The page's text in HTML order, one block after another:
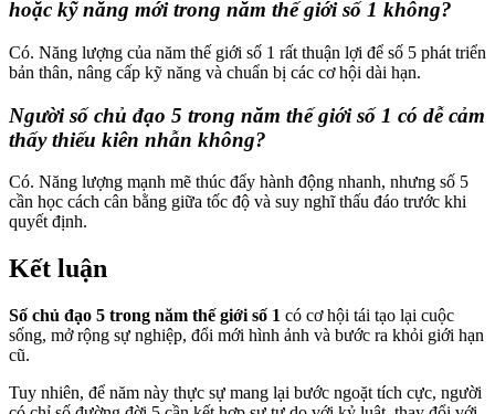
hoặc kỹ năng mới trong năm thế giới số 1 không?
Có. Năng lượng của năm thế giới số 1 rất thuận lợi để số 5 phát triển
bản thân, nâng cấp kỹ năng và chuẩn bị các cơ hội dài hạn.
Người số chủ đạo 5 trong năm thế giới số 1 có dễ cảm
thấy thiếu kiên nhẫn không?
Có. Năng lượng mạnh mẽ thúc đẩy hành động nhanh, nhưng số 5
cần học cách cân bằng giữa tốc độ và suy nghĩ thấu đáo trước khi
quyết định.
Kết luận
Số chủ đạo 5 trong năm thế giới số 1 có cơ hội tái tạo lại cuộc
sống, mở rộng sự nghiệp, đổi mới hình ảnh và bước ra khỏi giới hạn
cũ.
Tuy nhiên, để năm này thực sự mang lại bước ngoặt tích cực, người